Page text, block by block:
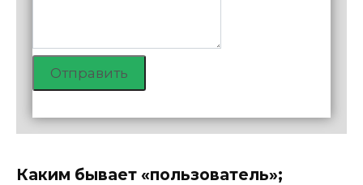
Отправить
Каким бывает «пользователь»;